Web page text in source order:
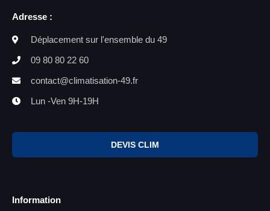
Adresse :
Déplacement sur l'ensemble du 49
09 80 80 22 60
contact@climatisation-49.fr
Lun -Ven 9H-19H
DEVIS CLIM
Information